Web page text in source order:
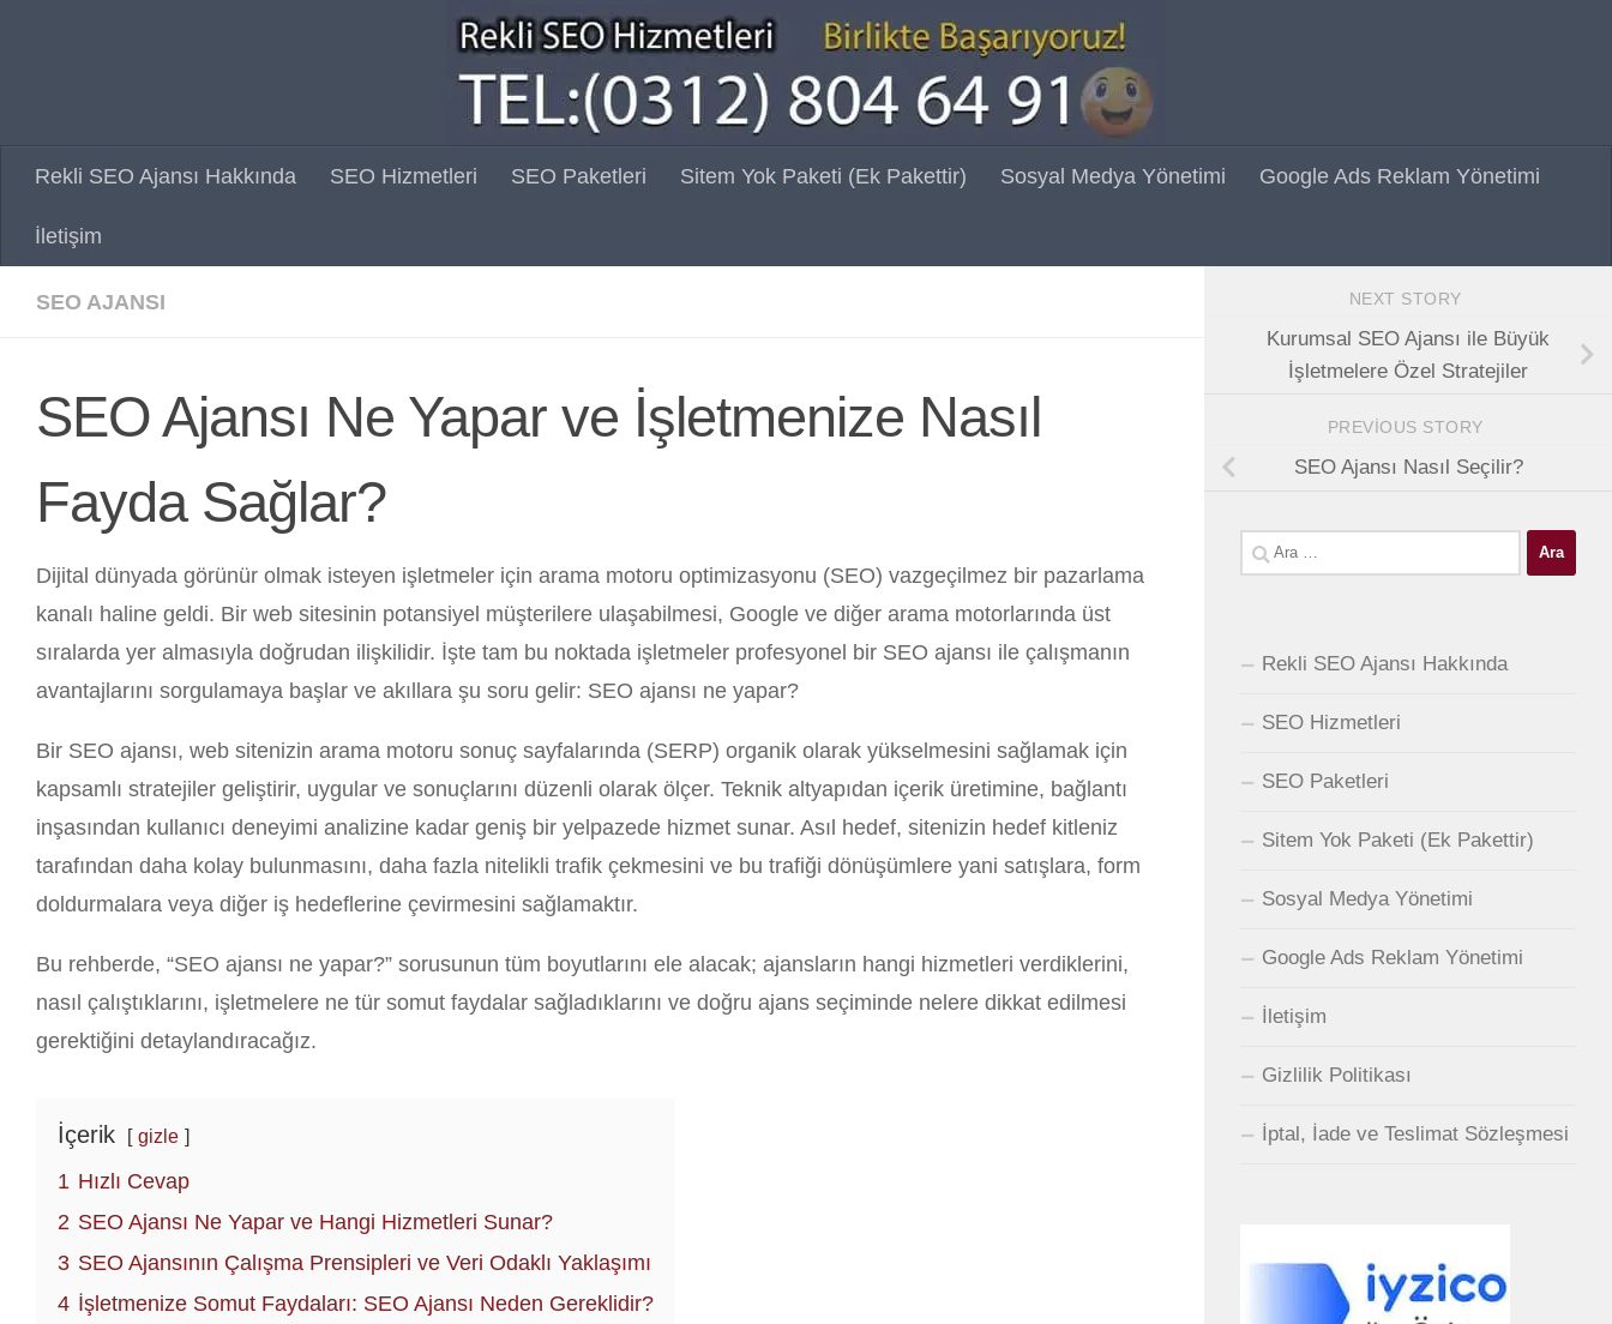
Rekli SEO Ajansı Hakkında SEO Hizmetleri SEO Paketleri Sitem Yok Paketi (Ek Pakettir) Sosyal Medya Yönetimi Google Ads Reklam Yönetimi
İletişim
SEO AJANSI
SEO Ajansı Ne Yapar ve İşletmenize Nasıl
Fayda Sağlar?
Dijital dünyada görünür olmak isteyen işletmeler için arama motoru optimizasyonu (SEO) vazgeçilmez bir pazarlama
kanalı haline geldi. Bir web sitesinin potansiyel müşterilere ulaşabilmesi, Google ve diğer arama motorlarında üst
sıralarda yer almasıyla doğrudan ilişkilidir. İşte tam bu noktada işletmeler profesyonel bir SEO ajansı ile çalışmanın
avantajlarını sorgulamaya başlar ve akıllara şu soru gelir: SEO ajansı ne yapar?
Bir SEO ajansı, web sitenizin arama motoru sonuç sayfalarında (SERP) organik olarak yükselmesini sağlamak için
kapsamlı stratejiler geliştirir, uygular ve sonuçlarını düzenli olarak ölçer. Teknik altyapıdan içerik üretimine, bağlantı
inşasından kullanıcı deneyimi analizine kadar geniş bir yelpazede hizmet sunar. Asıl hedef, sitenizin hedef kitleniz
tarafından daha kolay bulunmasını, daha fazla nitelikli trafik çekmesini ve bu trafiği dönüşümlere yani satışlara, form
doldurmalara veya diğer iş hedeflerine çevirmesini sağlamaktır.
Bu rehberde, “SEO ajansı ne yapar?” sorusunun tüm boyutlarını ele alacak; ajansların hangi hizmetleri verdiklerini,
nasıl çalıştıklarını, işletmelere ne tür somut faydalar sağladıklarını ve doğru ajans seçiminde nelere dikkat edilmesi
gerektiğini detaylandıracağız.
İçerik gizle
1 Hızlı Cevap
2 SEO Ajansı Ne Yapar ve Hangi Hizmetleri Sunar?
3 SEO Ajansının Çalışma Prensipleri ve Veri Odaklı Yaklaşımı
4 İşletmenize Somut Faydaları: SEO Ajansı Neden Gereklidir?
NEXT STORY
Kurumsal SEO Ajansı ile Büyük
İşletmelere Özel Stratejiler
PREVIOUS STORY
SEO Ajansı Nasıl Seçilir?
Arama:
Rekli SEO Ajansı Hakkında
SEO Hizmetleri
SEO Paketleri
Sitem Yok Paketi (Ek Pakettir)
Sosyal Medya Yönetimi
Google Ads Reklam Yönetimi
İletişim
Gizlilik Politikası
İptal, İade ve Teslimat Sözleşmesi